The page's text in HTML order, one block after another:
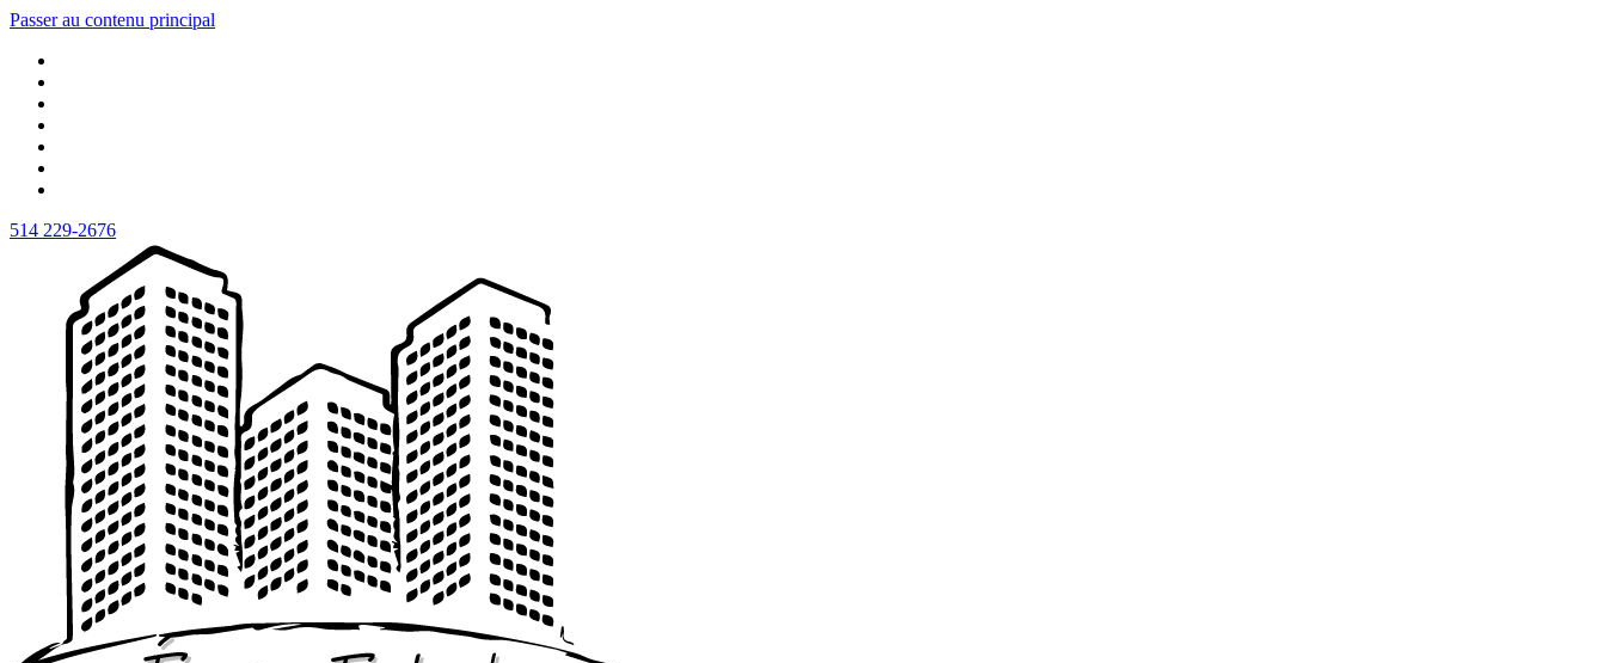
Passer au contenu principal
514 229-2676